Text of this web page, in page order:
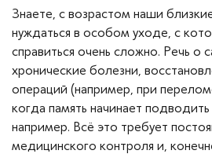
Знаете, с возрастом наши
нуждаться в особом уходе, с
справиться очень сложно. Речь о
хронические болезни,
операций (например, при
когда память начинает
например. Всё это требует
медицинского контроля и,